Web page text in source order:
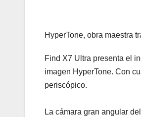
HyperTone, obra maestra
Find X7 Ultra presenta el
imagen HyperTone. Con
periscópico.
La cámara gran angular